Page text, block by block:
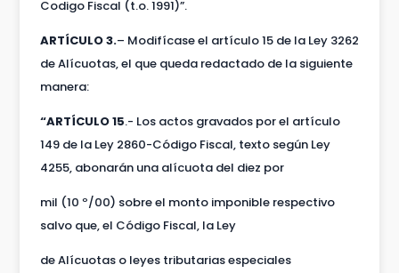
Codigo Fiscal (t.o. 1991)”.
ARTÍCULO 3.– Modifícase el artículo 15 de la Ley 3262
de Alícuotas, el que queda redactado de la siguiente
manera:
“ARTÍCULO 15.- Los actos gravados por el artículo
149 de la Ley 2860-Código Fiscal, texto según Ley
4255, abonarán una alícuota del diez por
mil (10 º/00) sobre el monto imponible respectivo
salvo que, el Código Fiscal, la Ley
de Alícuotas o leyes tributarias especiales